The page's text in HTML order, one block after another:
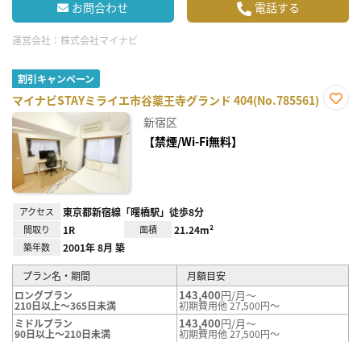
お問合わせ 電話する
運営会社： 株式会社マイナビ
割引キャンペーン
マイナビSTAYミライエ市谷薬王寺グランド 404(No.785561)
新宿区
【禁煙/Wi-Fi無料】
アクセス 東京都新宿線「曙橋駅」徒歩8分
間取り 1R 面積 21.24m²
築年数 2001年 8月 築
プラン名・期間
月額目安
ロングプラン
210日以上～365日未満
143,400円/月～
初期費用他 27,500円～
ミドルプラン
90日以上～210日未満
143,400円/月～
初期費用他 27,500円～